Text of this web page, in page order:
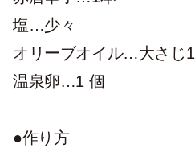
塩…少々
オリーブオイル…大さじ1
温泉卵…1 個
●作り方